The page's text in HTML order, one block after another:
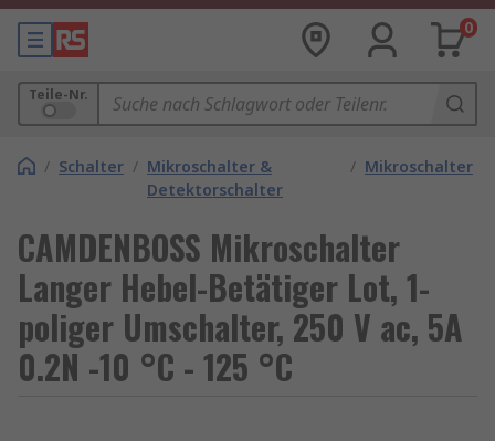
0
Teile-Nr.
/ Schalter / Mikroschalter &
Detektorschalter
/ Mikroschalter
CAMDENBOSS Mikroschalter
Langer Hebel-Betätiger Lot, 1-
poliger Umschalter, 250 V ac, 5A
0.2N -10 °C - 125 °C